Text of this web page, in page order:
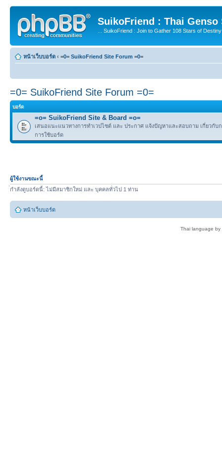
SuikoFriend : Thai Genso
... SuikoFriend : Join to Gather 108 Stars of
หน้าเว็บบอร์ด ‹ =0= SuikoFriend Site Forum =0=
=0= SuikoFriend Site Forum =0=
บอร์ด
=o= SuikoFriend Site & Board =o=
เสนอแนะแนวทางการทำเวปไซต์ และ ประกาศ แจ้งปัญหาและสอบถาม เกี่ยวกับ
การใช้บอร์ด
ผู้ใช้งานขณะนี้
่กำลังดูบอร์ดนี้: ไม่มีสมาชิกใหม่ และ บุคคลทั่วไป 1 ท่าน
หน้าเว็บบอร์ด
Thai language by